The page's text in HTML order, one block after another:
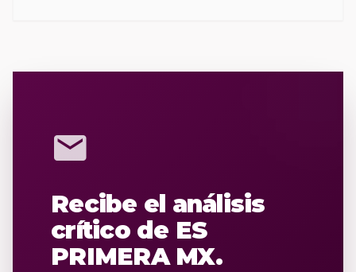
mail
Recibe el análisis
crítico de ES
PRIMERA MX.